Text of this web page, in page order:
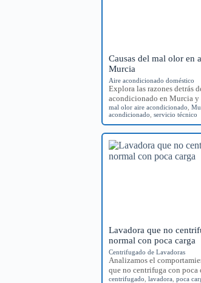
Causas del mal olor en
Murcia
Aire acondicionado doméstico
Explora las razones detrás
acondicionado en Murcia y
mal olor aire acondicionado ,
acondicionado ,servicio técnico
Lavadora que no
normal con poca carga
Centrifugado de Lavadoras
Analizamos el
que no centrifuga con poca
centrifugado ,lavadora ,poca